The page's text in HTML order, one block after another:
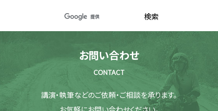
お問い合わせ
CONTACT
講演・執筆などのご依頼・ご相談を承ります。